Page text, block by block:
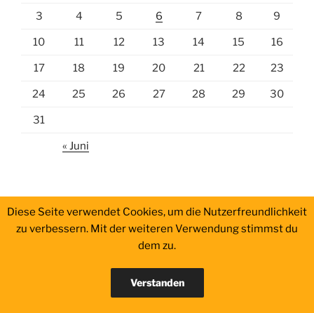
3 4 5 6 7 8 9
10 11 12 13 14 15 16
17 18 19 20 21 22 23
24 25 26 27 28 29 30
31
« Juni
Diese Seite verwendet Cookies, um die Nutzerfreundlichkeit
zu verbessern. Mit der weiteren Verwendung stimmst du
dem zu.
Verstanden